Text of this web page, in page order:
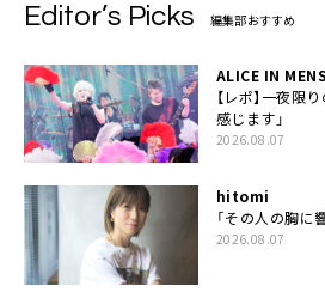
Editor’s Picks 編集部おすすめ
ALICE IN
【レポ】一夜限
感じます」
2026.08.07
hitomi
「その人の胸に
2026.08.07